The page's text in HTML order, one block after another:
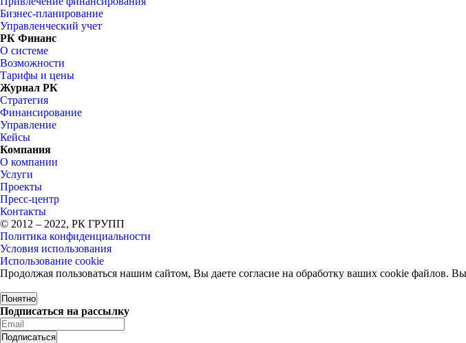
Бизнес-планирование
Управленческий учет
РК Финанс
О системе
Возможности
Тарифы и цены
Журнал РК
Стратегия
Финансирование
Управление
Кейсы
Компания
О компании
Услуги
Проекты
Пресс-центр
Контакты
© 2012 – 2022, РК ГРУПП
Политика конфиденциальности
Условия использования
Использование cookie
Продолжая пользоваться нашим сайтом, Вы даете согласие на обработку ваших cookie файлов.
Понятно
Подписаться на рассылку